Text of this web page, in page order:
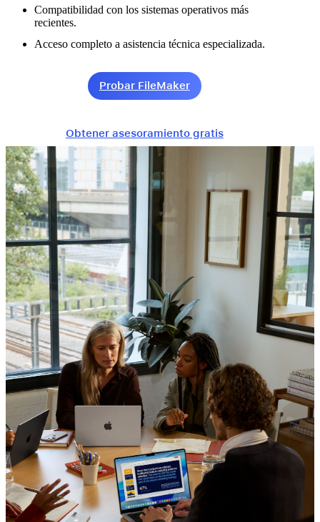
Compatibilidad con los sistemas operativos más
recientes.
Acceso completo a asistencia técnica especializada.
Probar FileMaker
Obtener asesoramiento gratis